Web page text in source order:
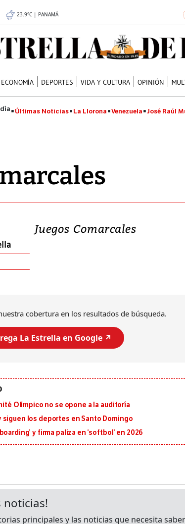
23.9°C | PANAMÁ
ECONOMÍA DEPORTES VIDA Y CULTURA OPINIÓN
Últimas Noticias La Llorona Venezuela José Raúl
Juegos Comarcales
cobertura en los resultados de búsqueda.
La Estrella en Google ↗️
Olímpico no se opone a la auditoría
siguen los deportes en Santo Domingo
y firma paliza en ‘softbol’ en 2026
Un fuerte terremoto de
julio en la prefectura de
al sur de Japón, provocando
emergencia de gran